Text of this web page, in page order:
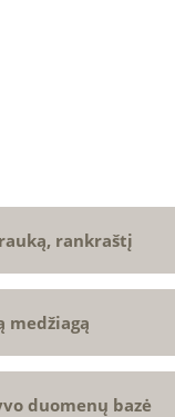
rankraštį
medžiagą
duomenų bazė